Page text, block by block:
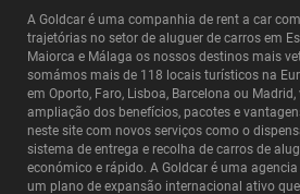
A Goldcar é uma companhia de rent a car
trajetórias no setor de aluguer de carros em
Maiorca e Málaga os nossos destinos mais
somámos mais de 118 locais turísticos na
em Oporto, Faro, Lisboa, Barcelona ou
ampliação dos benefícios, pacotes e
neste site com novos serviços como o
sistema de entrega e recolha de carros de
económico e rápido. A Goldcar é uma
um plano de expansão internacional ativo